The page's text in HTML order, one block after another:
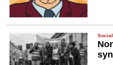
Social